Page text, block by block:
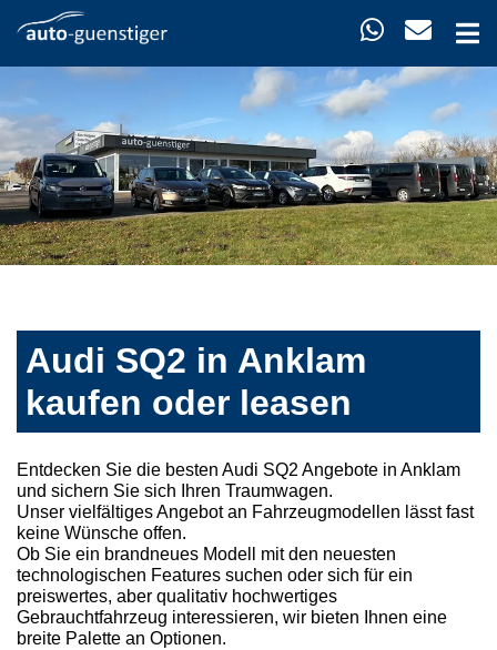
Audi SQ2 in Anklam
kaufen oder leasen
Entdecken Sie die besten Audi SQ2 Angebote in Anklam
und sichern Sie sich Ihren Traumwagen.
Unser vielfältiges Angebot an Fahrzeugmodellen lässt fast
keine Wünsche offen.
Ob Sie ein brandneues Modell mit den neuesten
technologischen Features suchen oder sich für ein
preiswertes, aber qualitativ hochwertiges
Gebrauchtfahrzeug interessieren, wir bieten Ihnen eine
breite Palette an Optionen.